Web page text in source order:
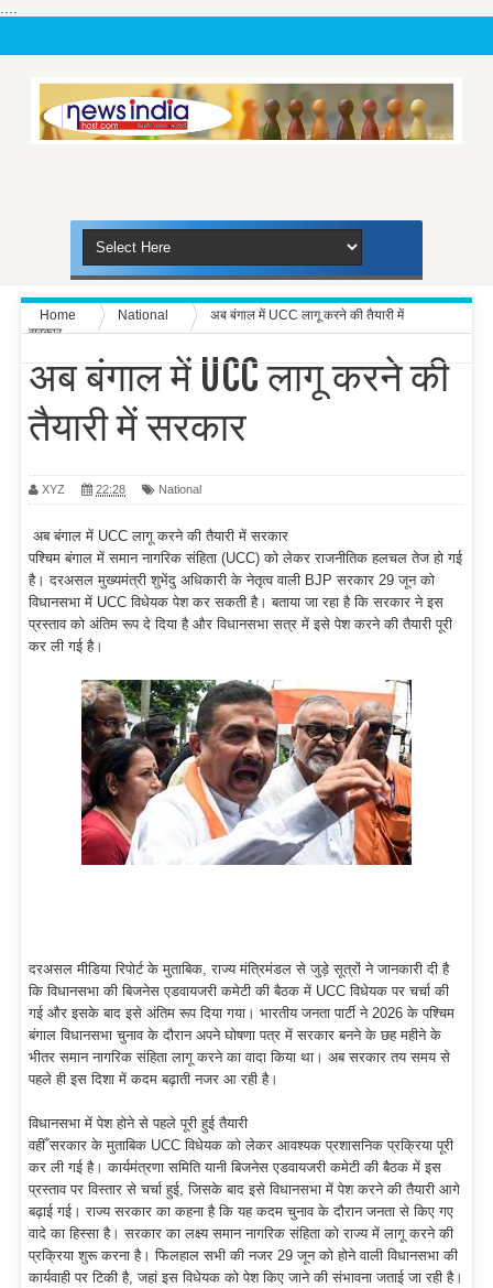
....
Home National
अब बंगाल में UCC लागू करने की तैयारी में
सरकार
अब बंगाल में UCC लागू करने की
तैयारी में सरकार
XYZ 22:28 National
अब बंगाल में UCC लागू करने की तैयारी में सरकार
पश्चिम बंगाल में समान नागरिक संहिता (UCC) को लेकर राजनीतिक हलचल तेज हो गई
है। दरअसल मुख्यमंत्री शुभेंदु अधिकारी के नेतृत्व वाली BJP सरकार 29 जून को
विधानसभा में UCC विधेयक पेश कर सकती है। बताया जा रहा है कि सरकार ने इस
प्रस्ताव को अंतिम रूप दे दिया है और विधानसभा सत्र में इसे पेश करने की तैयारी पूरी
कर ली गई है।
दरअसल मीडिया रिपोर्ट के मुताबिक, राज्य मंत्रिमंडल से जुड़े सूत्रों ने जानकारी दी है
कि विधानसभा की बिजनेस एडवायजरी कमेटी की बैठक में UCC विधेयक पर चर्चा की
गई और इसके बाद इसे अंतिम रूप दिया गया। भारतीय जनता पार्टी ने 2026 के पश्चिम
बंगाल विधानसभा चुनाव के दौरान अपने घोषणा पत्र में सरकार बनने के छह महीने के
भीतर समान नागरिक संहिता लागू करने का वादा किया था। अब सरकार तय समय से
पहले ही इस दिशा में कदम बढ़ाती नजर आ रही है।
विधानसभा में पेश होने से पहले पूरी हुई तैयारी
वहीँ सरकार के मुताबिक UCC विधेयक को लेकर आवश्यक प्रशासनिक प्रक्रिया पूरी
कर ली गई है। कार्यमंत्रणा समिति यानी बिजनेस एडवायजरी कमेटी की बैठक में इस
प्रस्ताव पर विस्तार से चर्चा हुई, जिसके बाद इसे विधानसभा में पेश करने की तैयारी आगे
बढ़ाई गई। राज्य सरकार का कहना है कि यह कदम चुनाव के दौरान जनता से किए गए
वादे का हिस्सा है। सरकार का लक्ष्य समान नागरिक संहिता को राज्य में लागू करने की
प्रक्रिया शुरू करना है। फिलहाल सभी की नजर 29 जून को होने वाली विधानसभा की
कार्यवाही पर टिकी है, जहां इस विधेयक को पेश किए जाने की संभावना जताई जा रही है।